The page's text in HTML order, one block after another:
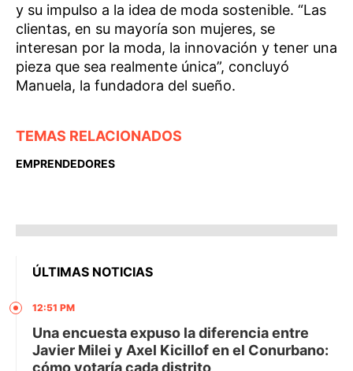
y su impulso a la idea de moda sostenible. “Las
clientas, en su mayoría son mujeres, se
interesan por la moda, la innovación y tener una
pieza que sea realmente única”, concluyó
Manuela, la fundadora del sueño.
TEMAS RELACIONADOS
EMPRENDEDORES
ÚLTIMAS NOTICIAS
12:51 PM
Una encuesta expuso la diferencia entre
Javier Milei y Axel Kicillof en el Conurbano:
cómo votaría cada distrito